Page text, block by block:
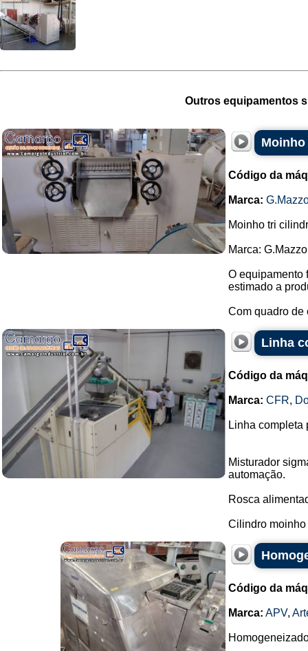
Outros equipamentos
Código da
Marca:
Moinho tri
Marca:
O equipamento
estimado a
Com quadro de
Linha
Código da
Marca: CFR,
Linha completa
Misturador
automação.
Rosca
Cilindro moinho
Código da
Marca: APV,